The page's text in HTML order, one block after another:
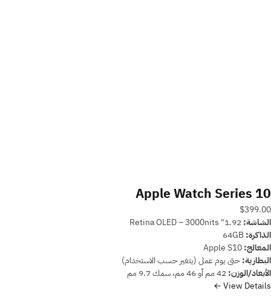
Apple Watch Series 10
$399.00
الشاشة:
الذاكرة:
المعالج:
البطارية:حتى يوم عمل (يتغير حسب الاستخدام)
الأبعاد/الوزن:
View Details ←